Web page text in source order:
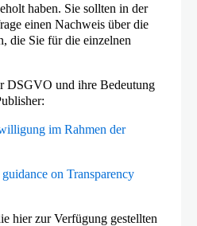
haben. Sie sollten in der
einen Nachweis über die
die Sie für die einzelnen
DSGVO und ihre Bedeutung
im Rahmen der
on Transparency
hier zur Verfügung gestellten